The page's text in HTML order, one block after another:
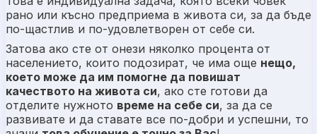
рано или късно предприема в живота си, за да бъде
по-щастлив и по-удовлетворен от себе си.
Затова ако сте от онези няколко процента от
населението, които подозират, че има още нещо,
което може да им помогне да повишат
качеството на живота си, ако сте готови да
отделите нужното време на себе си, за да се
развивате и да ставате все по-добри и успешни, то